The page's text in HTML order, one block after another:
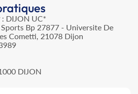
: DIJON UC*
Bp 27877 - Universite De
Cometti, 21078 Dijon
DIJON